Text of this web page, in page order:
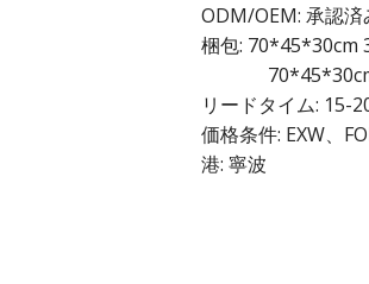
ODM/OEM: 承認済
梱包: 70*45*30cm
70*45*30cm
リードタイム: 15-
価格条件: EXW、
港: 寧波